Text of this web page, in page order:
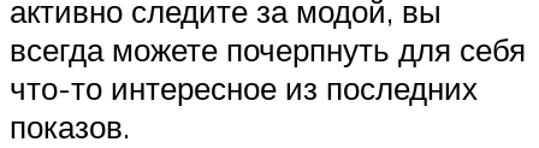
активно следите за модой, вы
всегда можете почерпнуть для себя
что-то интересное из последних
показов.